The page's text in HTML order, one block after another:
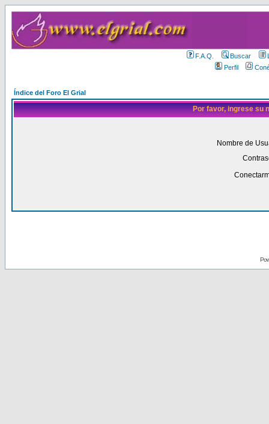
F.A.Q. Buscar
Perfil
Índice del Foro El Grial
Por favor, ingrese su
Nombre de